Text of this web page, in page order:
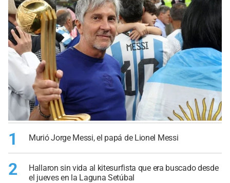
1 Murió Jorge Messi, el papá de Lionel Messi
2
Hallaron sin vida al kitesurfista que era buscado desde
el jueves en la Laguna Setúbal